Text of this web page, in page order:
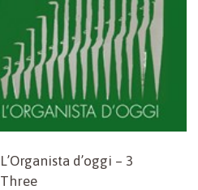
L’Organista d’oggi – 3
Three